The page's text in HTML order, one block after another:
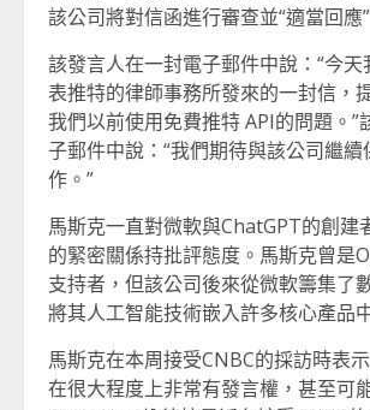
該公司將對信函進行審查並“適當回應”
該發言人在一封電子郵件中說：“今
表推特的律師事務所發來的一封信，
我們以前使用免費推特 API的問題。”
子郵件中說：“我們期待與該公司繼
作。”
馬斯克一直對微軟與ChatGPT的創建
的緊密關係持批評態度。馬斯克曾是
支持者，但該公司後來從微軟籌集了
將其人工智能技術嵌入許多核心產品
馬斯克在本周接受CNBC的採訪時表
在很大程度上非常有發言權，甚至可